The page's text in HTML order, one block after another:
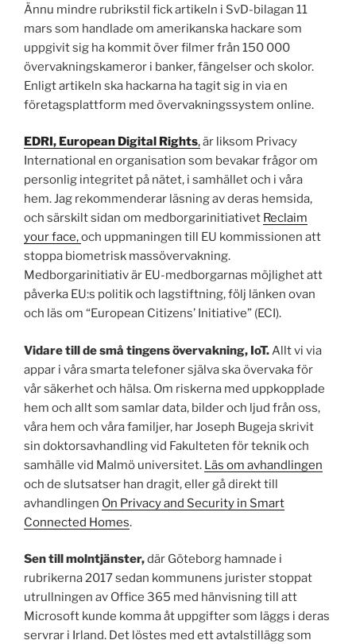
Ännu mindre rubrikstil fick artikeln i SvD-bilagan 11
mars som handlade om amerikanska hackare som
uppgivit sig ha kommit över filmer från 150 000
övervakningskameror i banker, fängelser och skolor.
Enligt artikeln ska hackarna ha tagit sig in via en
företagsplattform med övervakningssystem online.
EDRI, European Digital Rights,är liksom Privacy
International en organisation som bevakar frågor om
personlig integritet på nätet, i samhället och i våra
hem. Jag rekommenderar läsning av deras hemsida,
och särskilt sidan om medborgarinitiativet Reclaim
your face,och uppmaningen till EU kommissionen att
stoppa biometrisk massövervakning.
Medborgarinitiativ är EU-medborgarnas möjlighet att
påverka EU:s politik och lagstiftning, följ länken ovan
och läs om “European Citizens’ Initiative” (ECI).
Vidare till de små tingens övervakning, IoT. Allt vi via
appar i våra smarta telefoner själva ska övervaka för
vår säkerhet och hälsa. Om riskerna med uppkopplade
hem och allt som samlar data, bilder och ljud från oss,
våra hem och våra familjer, har Joseph Bugeja skrivit
sin doktorsavhandling vid Fakulteten för teknik och
samhälle vid Malmö universitet. Läs om avhandlingen
och de slutsatser han dragit, eller gå direkt till
avhandlingen On Privacy and Security in Smart
Connected Homes.
Sen till molntjänster,där Göteborg hamnade i
rubrikerna 2017 sedan kommunens jurister stoppat
utrullningen av Office 365 med hänvisning till att
Microsoft kunde komma åt uppgifter som läggs i deras
servrar i Irland. Det löstes med ett avtalstillägg som